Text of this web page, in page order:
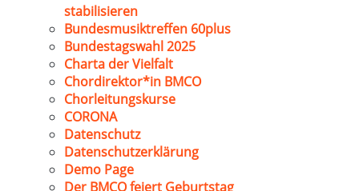
stabilisieren
Bundesmusiktreffen 60plus
Bundestagswahl 2025
Charta der Vielfalt
Chordirektor*in BMCO
Chorleitungskurse
CORONA
Datenschutz
Datenschutzerklärung
Demo Page
Der BMCO feiert Geburtstag